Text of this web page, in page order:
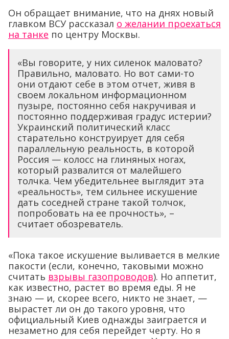
Он обращает внимание, что на днях новый
главком ВСУ рассказал о желании проехаться
на танке по центру Москвы.
«Вы говорите, у них силенок маловато?
Правильно, маловато. Но вот сами-то
они отдают себе в этом отчет, живя в
своем локальном информационном
пузыре, постоянно себя накручивая и
постоянно поддерживая градус истерии?
Украинский политический класс
старательно конструирует для себя
параллельную реальность, в которой
Россия — колосс на глиняных ногах,
который развалится от малейшего
толчка. Чем убедительнее выглядит эта
«реальность», тем сильнее искушение
дать соседней стране такой толчок,
попробовать на ее прочность», –
считает обозреватель.
«Пока такое искушение выливается в мелкие
пакости (если, конечно, таковыми можно
считать взрывы газопроводов). Но аппетит,
как известно, растет во время еды. Я не
знаю — и, скорее всего, никто не знает, —
вырастет ли он до такого уровня, что
официальный Киев однажды заиграется и
незаметно для себя перейдет черту. Но я